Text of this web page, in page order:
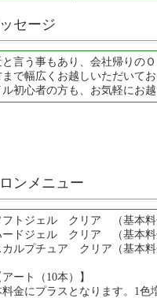
セージ
と言う事もあり、会社帰りの
で幅広くお越しいただいてお
ル初心者の方も、お気軽にお越
ンメニュー
トジェル クリア （基本料
ドジェル クリア （基本料
ルプチュア クリア（基本料
ート（10本）】
料金にプラスとなります。1色